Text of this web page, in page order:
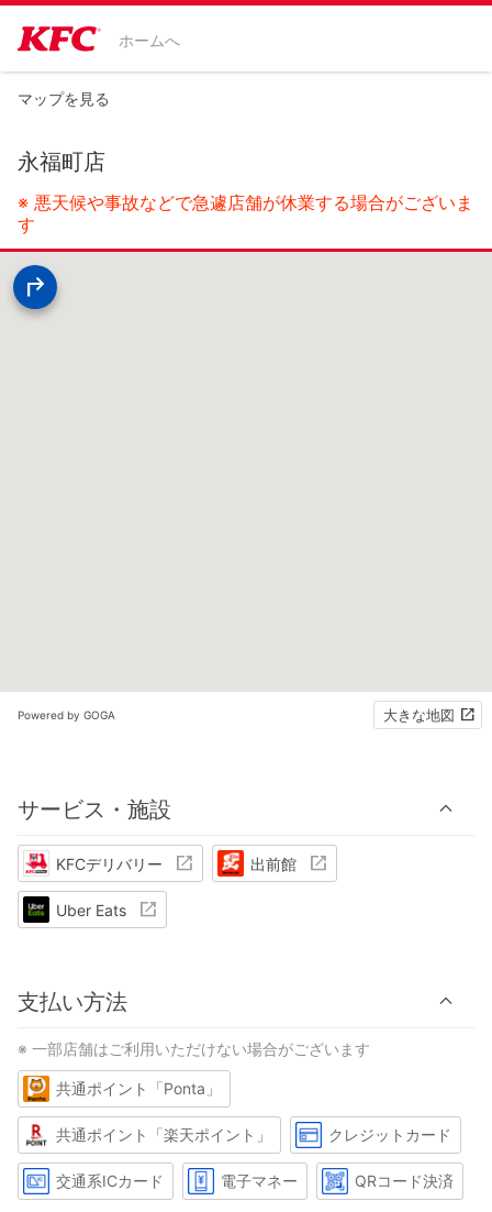
ホームへ
マップを見る
永福町店
※ 悪天候や事故などで急遽店舗が休業する場合がございま
す
Powered by GOGA 大きな地図
サービス・施設
KFCデリバリー 出前館
Uber Eats
支払い方法
※ 一部店舗はご利用いただけない場合がございます
共通ポイント「Ponta」
共通ポイント「楽天ポイント」 クレジットカード
交通系ICカード 電子マネー QRコード決済